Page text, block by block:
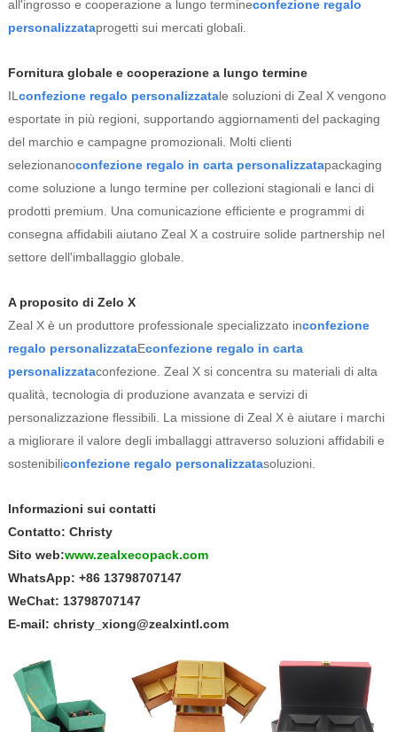
all'ingrosso e cooperazione a lungo termineconfezione regalo
personalizzataprogetti sui mercati globali.
Fornitura globale e cooperazione a lungo termine
IL confezione regalo personalizzatale soluzioni di Zeal X vengono
esportate in più regioni, supportando aggiornamenti del packaging
del marchio e campagne promozionali. Molti clienti
selezionanoconfezione regalo in carta personalizzatapackaging
come soluzione a lungo termine per collezioni stagionali e lanci di
prodotti premium. Una comunicazione efficiente e programmi di
consegna affidabili aiutano Zeal X a costruire solide partnership nel
settore dell'imballaggio globale.
A proposito di Zelo X
Zeal X è un produttore professionale specializzato inconfezione
regalo personalizzataEconfezione regalo in carta
personalizzataconfezione. Zeal X si concentra su materiali di alta
qualità, tecnologia di produzione avanzata e servizi di
personalizzazione flessibili. La missione di Zeal X è aiutare i marchi
a migliorare il valore degli imballaggi attraverso soluzioni affidabili e
sostenibiliconfezione regalo personalizzatasoluzioni.
Informazioni sui contatti
Contatto: Christy
Sito web:www.zealxecopack.com
WhatsApp: +86 13798707147
WeChat: 13798707147
E-mail: christy_xiong@zealxintl.com